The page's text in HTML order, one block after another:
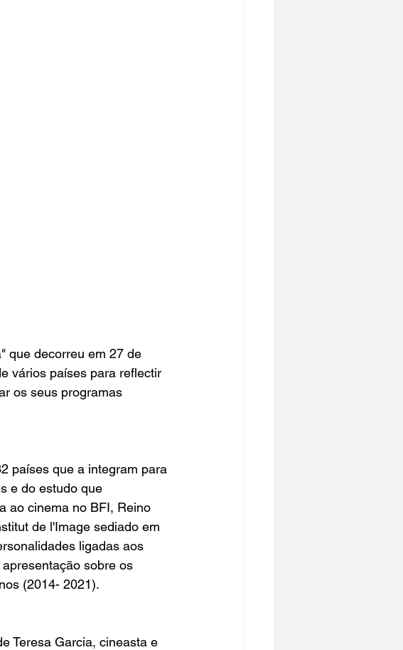
" que decorreu em 27 de
vários países para reflectir
os seus programas
países que a integram para
e do estudo que
ao cinema no BFI, Reino
de l'Image sediado em
ligadas aos
sobre os
(2014- 2021).
Teresa Garcia, cineasta e